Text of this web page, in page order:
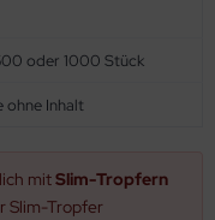
oder 1000 Stück
ohne Inhalt
mitSlim-Tropfern
Slim-Tropfer